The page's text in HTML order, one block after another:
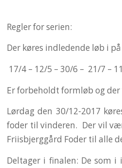
Regler for serien:
Der køres indledende løb i
17/4 – 12/5 – 30/6 – 21/7 –
Er forbeholdt formløb og
Lørdag den 30/12-2017
foder til vinderen. Der vil
Friisbjerggård Foder til alle
Deltager i finalen: De som